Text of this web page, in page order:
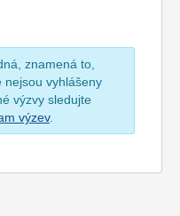
znamená to,
nejsou vyhlášeny
výzvy sledujte
výzev.